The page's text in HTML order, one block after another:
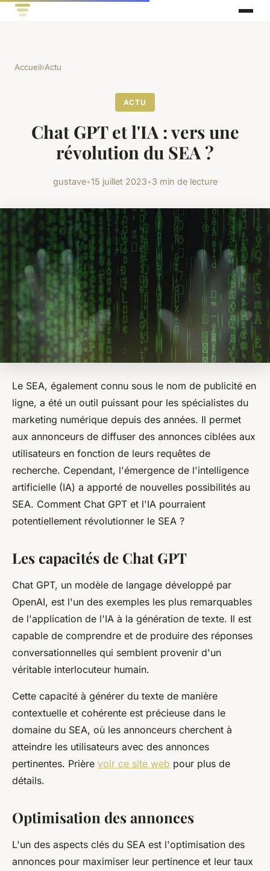
Accueil›Actu
ACTU
Chat GPT et l'IA : vers une
révolution du SEA ?
gustave•15 juillet 2023•3 min de lecture
Le SEA, également connu sous le nom de publicité en
ligne, a été un outil puissant pour les spécialistes du
marketing numérique depuis des années. Il permet
aux annonceurs de diffuser des annonces ciblées aux
utilisateurs en fonction de leurs requêtes de
recherche. Cependant, l'émergence de l'intelligence
artificielle (IA) a apporté de nouvelles possibilités au
SEA. Comment Chat GPT et l'IA pourraient
potentiellement révolutionner le SEA ?
Les capacités de Chat GPT
Chat GPT, un modèle de langage développé par
OpenAI, est l'un des exemples les plus remarquables
de l'application de l'IA à la génération de texte. Il est
capable de comprendre et de produire des réponses
conversationnelles qui semblent provenir d'un
véritable interlocuteur humain.
Cette capacité à générer du texte de manière
contextuelle et cohérente est précieuse dans le
domaine du SEA, où les annonceurs cherchent à
atteindre les utilisateurs avec des annonces
pertinentes. Prière voir ce site web pour plus de
détails.
Optimisation des annonces
L'un des aspects clés du SEA est l'optimisation des
annonces pour maximiser leur pertinence et leur taux